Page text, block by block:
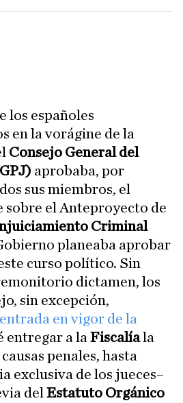
los españoles
en la vorágine de la
Consejo General del
aprobaba, por
sus miembros, el
el Anteproyecto de
Criminal
planeaba aprobar
curso político. Sin
dictamen, los
sin excepción,
en vigor de la
entregar a la Fiscalíala
penales, hasta
exclusiva de los jueces–
del Estatuto Orgánico